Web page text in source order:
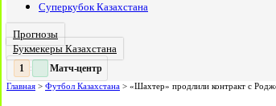
Суперкубок Казахстана
Прогнозы
Букмекеры Казахстана
: Матч-центр
Главная > Футбол Казахстана > «Шахтер» продлили контракт с